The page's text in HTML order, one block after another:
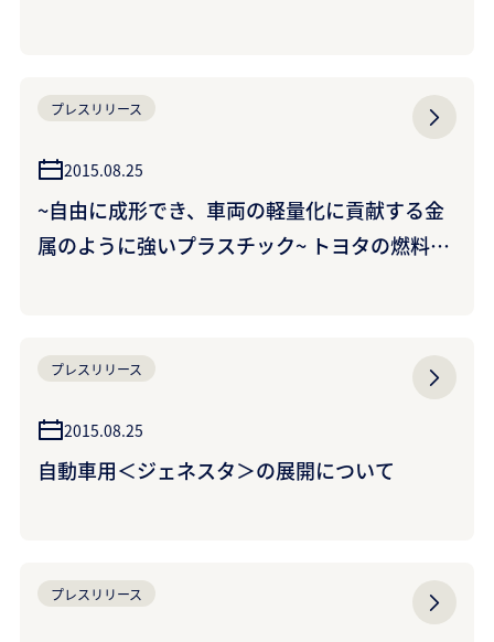
プレスリリース
2015.08.25
~自由に成形でき、車両の軽量化に貢献する金
属のように強いプラスチック~ トヨタの燃料電
プレスリリース
2015.08.25
自動車用＜ジェネスタ＞の展開について
プレスリリース